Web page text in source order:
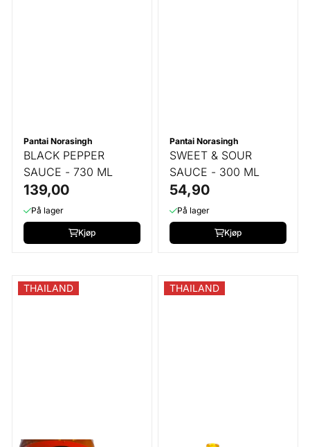
Pantai Norasingh
BLACK PEPPER
SAUCE - 730 ML
139,00
På lager
Kjøp
Pantai Norasingh
SWEET & SOUR
SAUCE - 300 ML
54,90
På lager
Kjøp
THAILAND THAILAND